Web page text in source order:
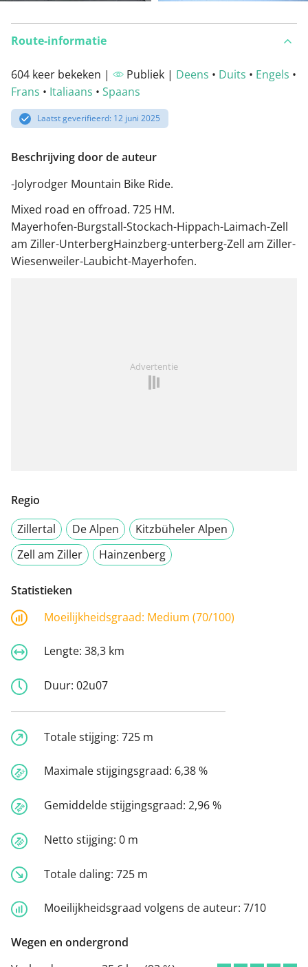
Route-informatie
604 keer bekeken | Publiek | Deens • Duits • Engels •
Frans • Italiaans • Spaans
Laatst geverifieerd: 12 juni 2025
Beschrijving door de auteur
-Jolyrodger Mountain Bike Ride.
Mixed road en offroad. 725 HM.
Mayerhofen-Burgstall-Stockach-Hippach-Laimach-Zell
am Ziller-UnterbergHainzberg-unterberg-Zell am Ziller-
Wiesenweiler-Laubicht-Mayerhofen.
Advertentie
Regio
Zillertal
De Alpen
Kitzbüheler Alpen
Zell am Ziller
Hainzenberg
Statistieken
Moeilijkheidsgraad: Medium (70/100)
Lengte: 38,3 km
Duur: 02u07
Totale stijging: 725 m
Maximale stijgingsgraad: 6,38 %
Gemiddelde stijgingsgraad: 2,96 %
Netto stijging: 0 m
Totale daling: 725 m
Moeilijkheidsgraad volgens de auteur: 7/10
Wegen en ondergrond